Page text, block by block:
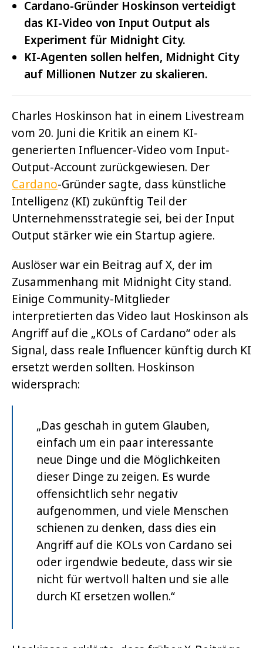
Cardano-Gründer Hoskinson verteidigt
das KI-Video von Input Output als
Experiment für Midnight City.
KI-Agenten sollen helfen, Midnight City
auf Millionen Nutzer zu skalieren.
Charles Hoskinson hat in einem Livestream
vom 20. Juni die Kritik an einem KI-
generierten Influencer-Video vom Input-
Output-Account zurückgewiesen. Der
Cardano-Gründer sagte, dass künstliche
Intelligenz (KI) zukünftig Teil der
Unternehmensstrategie sei, bei der Input
Output stärker wie ein Startup agiere.
Auslöser war ein Beitrag auf X, der im
Zusammenhang mit Midnight City stand.
Einige Community-Mitglieder
interpretierten das Video laut Hoskinson als
Angriff auf die „KOLs of Cardano“ oder als
Signal, dass reale Influencer künftig durch KI
ersetzt werden sollten. Hoskinson
widersprach:
„Das geschah in gutem Glauben,
einfach um ein paar interessante
neue Dinge und die Möglichkeiten
dieser Dinge zu zeigen. Es wurde
offensichtlich sehr negativ
aufgenommen, und viele Menschen
schienen zu denken, dass dies ein
Angriff auf die KOLs von Cardano sei
oder irgendwie bedeute, dass wir sie
nicht für wertvoll halten und sie alle
durch KI ersetzen wollen.“